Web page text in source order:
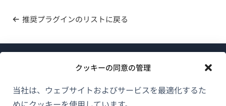
クッキーの同意の管理
当社は、ウェブサイトおよびサービスを最適化するた
推奨プラグインのリストに戻る